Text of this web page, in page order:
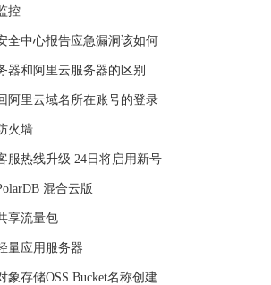
控
全中心报告应急漏洞该如何
器和阿里云服务器的区别
阿里云域名所在账号的登录
火墙
服热线升级 24日将启用新号
混合云版
享流量包
量应用服务器
象存储OSS Bucket名称创建